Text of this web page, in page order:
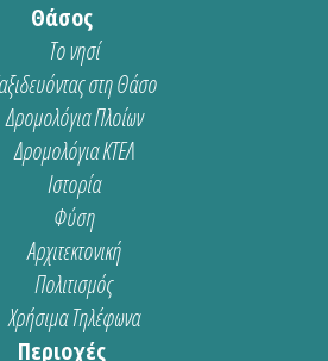
Θάσος
Το νησί
στη Θάσο
Δρομολόγια Πλοίων
Δρομολόγια ΚΤΕΛ
Ιστορία
Φύση
Αρχιτεκτονική
Πολιτισμός
Χρήσιμα Τηλέφωνα
Περιοχές